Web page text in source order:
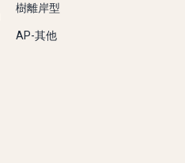
樹離岸型
AP-其他